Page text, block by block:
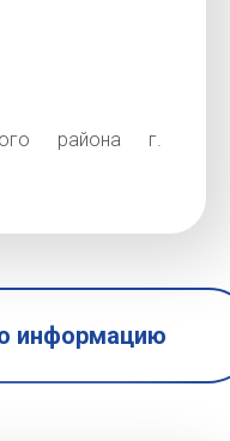
района г.
информацию